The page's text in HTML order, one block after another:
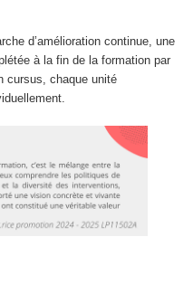
d’amélioration continue, une
à la fin de la formation par
cursus, chaque unité